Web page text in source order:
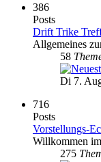
386
Posts
Drift Trike
Allgemeines
58
Di 7.
716
Posts
Vorstellungs-
Willkommen
275